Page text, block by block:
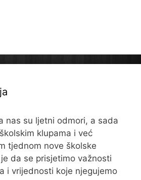
nas su ljetni odmori, a sada
klupama i već
tjednom nove školske
da se prisjetimo važnosti
i vrijednosti koje njegujemo